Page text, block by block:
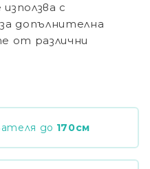
с
допълнителна
от различни
до 170см